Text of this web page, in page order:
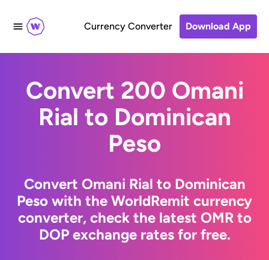
Currency Converter Download App
Convert 200 Omani
Rial to Dominican
Peso
Convert Omani Rial to Dominican
Peso with the WorldRemit currency
converter, check the latest OMR to
DOP exchange rates for free.